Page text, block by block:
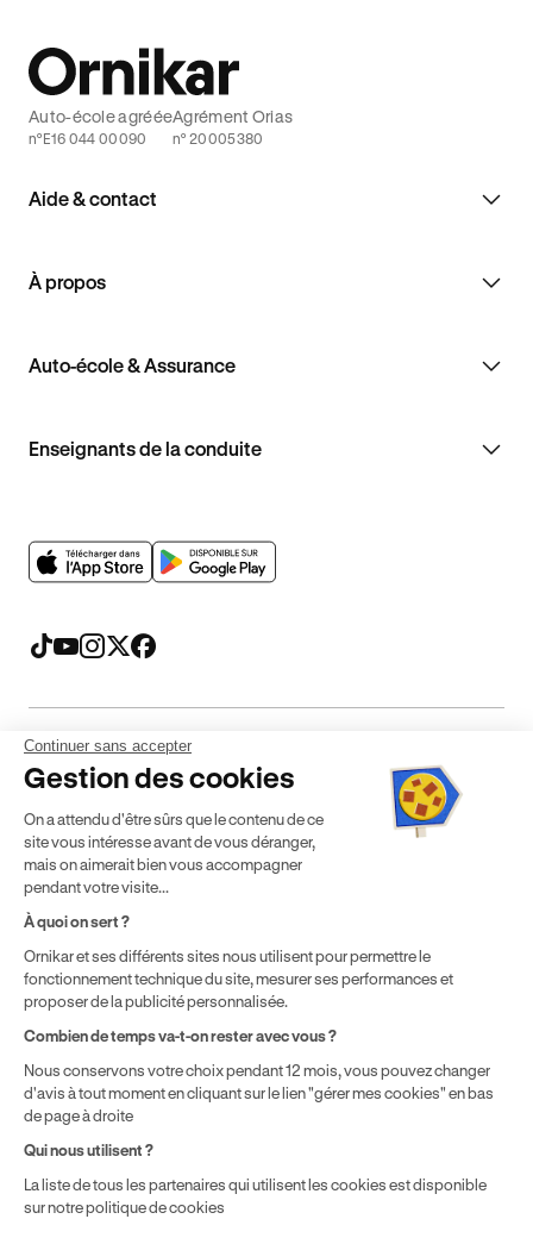
Aide & contact
À propos
Auto-école & Assurance
Enseignants de la conduite
Auto-école agréée
n°E16 044 00090
Agrément Orias
n° 20005380
Mentions légales CGV CGU Politique de confidentialité
* Détail des conditions de nos offres
localisation géographique et du type de formules que vous
achetez comme détaillé dans nosConditions Générales de
Vente.
Continuer sans accepter
Gestion des cookies
On a attendu d'être sûrs que le contenu de ce
site vous intéresse avant de vous déranger,
mais on aimerait bien vous accompagner
pendant votre visite...
À quoi on sert ?
Ornikar et ses différents sites nous utilisent pour permettre le
fonctionnement technique du site, mesurer ses performances et
proposer de la publicité personnalisée.
Combien de temps va-t-on rester avec vous ?
Nous conservons votre choix pendant 12 mois, vous pouvez changer
d'avis à tout moment en cliquant sur le lien "gérer mes cookies" en bas
de page à droite
Qui nous utilisent ?
La liste de tous les partenaires qui utilisent les cookies est disponible
sur notre politique de cookies